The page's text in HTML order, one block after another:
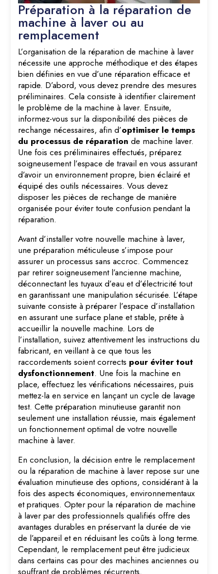
Préparation à la réparation de
machine à laver ou au
remplacement
L’organisation de la réparation de machine à laver
nécessite une approche méthodique et des étapes
bien définies en vue d’une réparation efficace et
rapide. D’abord, vous devez prendre des mesures
préliminaires. Cela consiste à identifier clairement
le problème de la machine à laver. Ensuite,
informez-vous sur la disponibilité des pièces de
rechange nécessaires, afin d’optimiser le temps
du processus de réparation de machine laver.
Une fois ces préliminaires effectués, préparez
soigneusement l’espace de travail en vous assurant
d’avoir un environnement propre, bien éclairé et
équipé des outils nécessaires. Vous devez
disposer les pièces de rechange de manière
organisée pour éviter toute confusion pendant la
réparation.
Avant d’installer votre nouvelle machine à laver,
une préparation méticuleuse s’impose pour
assurer un processus sans accroc. Commencez
par retirer soigneusement l’ancienne machine,
déconnectant les tuyaux d’eau et d’électricité tout
en garantissant une manipulation sécurisée. L’étape
suivante consiste à préparer l’espace d’installation
en assurant une surface plane et stable, prête à
accueillir la nouvelle machine. Lors de
l’installation, suivez attentivement les instructions du
fabricant, en veillant à ce que tous les
raccordements soient corrects pour éviter tout
dysfonctionnement. Une fois la machine en
place, effectuez les vérifications nécessaires, puis
mettez-la en service en lançant un cycle de lavage
test. Cette préparation minutieuse garantit non
seulement une installation réussie, mais également
un fonctionnement optimal de votre nouvelle
machine à laver.
En conclusion, la décision entre le remplacement
ou la réparation de machine à laver repose sur une
évaluation minutieuse des options, considérant à la
fois des aspects économiques, environnementaux
et pratiques. Opter pour la réparation de machine
à laver par des professionnels qualifiés offre des
avantages durables en préservant la durée de vie
de l’appareil et en réduisant les coûts à long terme.
Cependant, le remplacement peut être judicieux
dans certains cas pour des machines anciennes ou